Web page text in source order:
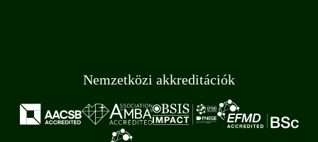
Nemzetközi akkreditációk